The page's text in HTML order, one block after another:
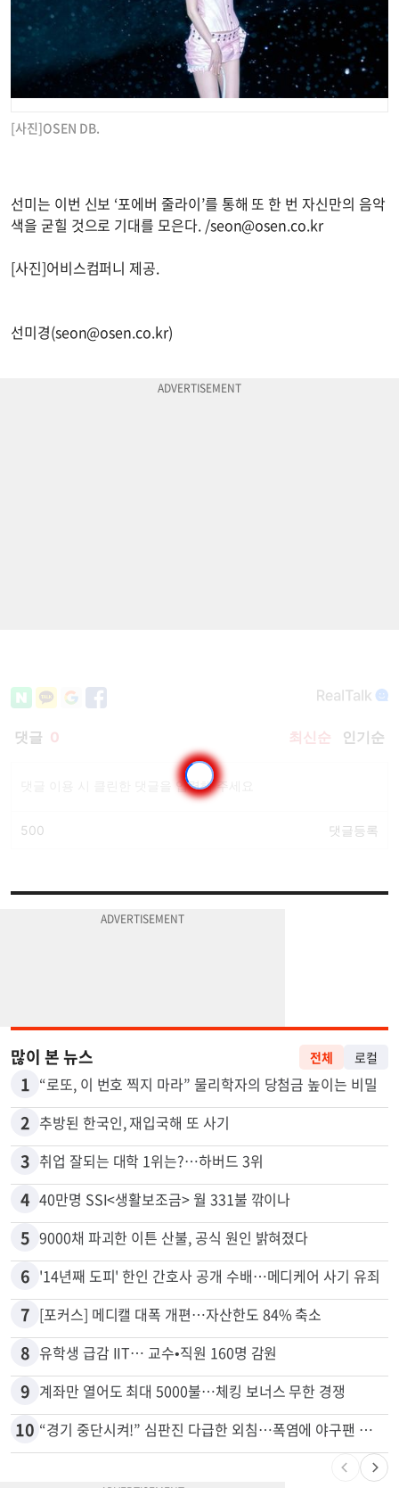
[사진]OSEN DB.
선미는 이번 신보 ‘포에버 줄라이’를 통해 또 한 번 자신만의 음악
색을 굳힐 것으로 기대를 모은다. /seon@osen.co.kr
[사진]어비스컴퍼니 제공.
선미경(seon@osen.co.kr)
많이 본 뉴스
1 “로또, 이 번호 찍지 마라” 물리학자의 당첨금 높이는 비밀
2 추방된 한국인, 재입국해 또 사기
3 취업 잘되는 대학 1위는?…하버드 3위
4 40만명 SSI<생활보조금> 월 331불 깎이나
5 9000채 파괴한 이튼 산불, 공식 원인 밝혀졌다
6 '14년째 도피' 한인 간호사 공개 수배…메디케어 사기 유죄
7 [포커스] 메디캘 대폭 개편…자산한도 84% 축소
8 유학생 급감 IIT… 교수•직원 160명 감원
9 계좌만 열어도 최대 5000불…체킹 보너스 무한 경쟁
“경기 중단시켜!” 심판진 다급한 외침…폭염에 야구팬 쓰러졌다